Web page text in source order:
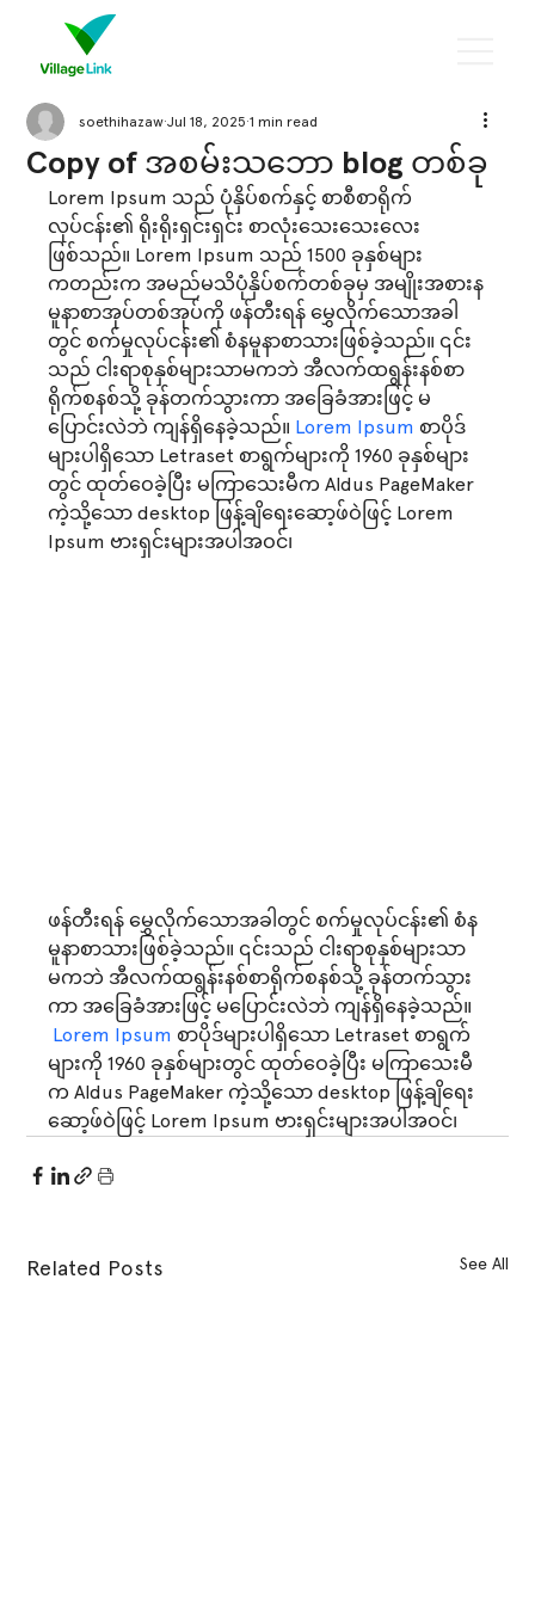
Copy of အစမ်းသဘော blog တစ်ခု
soethihazaw Jul 18, 2025 1 min read
Lorem Ipsum သည် ပုံနှိပ်စက်နှင့် စာစီစာရိုက်
လုပ်ငန်း၏ ရိုးရိုးရှင်းရှင်း စာလုံးသေးသေးလေး
ဖြစ်သည်။ Lorem Ipsum သည် 1500 ခုနှစ်များ
ကတည်းက အမည်မသိပုံနှိပ်စက်တစ်ခုမှ အမျိုးအစားန
မူနာစာအုပ်တစ်အုပ်ကို ဖန်တီးရန် မွှေလိုက်သောအခါ
တွင် စက်မှုလုပ်ငန်း၏ စံနမူနာစာသားဖြစ်ခဲ့သည်။ ၎င်း
သည် ငါးရာစုနှစ်များသာမကဘဲ အီလက်ထရွန်းနစ်စာ
ရိုက်စနစ်သို့ ခုန်တက်သွားကာ အခြေခံအားဖြင့် မ
ပြောင်းလဲဘဲ ကျန်ရှိနေခဲ့သည်။ Lorem Ipsum စာပိုဒ်
များပါရှိသော Letraset စာရွက်များကို 1960 ခုနှစ်များ
တွင် ထုတ်ဝေခဲ့ပြီး မကြာသေးမီက Aldus PageMaker
ကဲ့သို့သော desktop ဖြန့်ချိရေးဆော့ဖ်ဝဲဖြင့် Lorem
Ipsum ဗားရှင်းများအပါအဝင်၊
ဖန်တီးရန် မွှေလိုက်သောအခါတွင် စက်မှုလုပ်ငန်း၏ စံန
မူနာစာသားဖြစ်ခဲ့သည်။ ၎င်းသည် ငါးရာစုနှစ်များသာ
မကဘဲ အီလက်ထရွန်းနစ်စာရိုက်စနစ်သို့ ခုန်တက်သွား
ကာ အခြေခံအားဖြင့် မပြောင်းလဲဘဲ ကျန်ရှိနေခဲ့သည်။
Lorem Ipsum စာပိုဒ်များပါရှိသော Letraset စာရွက်
များကို 1960 ခုနှစ်များတွင် ထုတ်ဝေခဲ့ပြီး မကြာသေးမီ
က Aldus PageMaker ကဲ့သို့သော desktop ဖြန့်ချိရေး
ဆော့ဖ်ဝဲဖြင့် Lorem Ipsum ဗားရှင်းများအပါအဝင်၊
Related Posts See All